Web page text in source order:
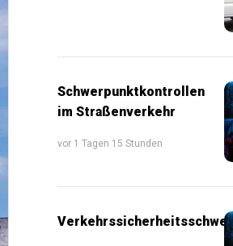
Schwerpunktkontrollen
im Straßenverkehr
vor 1 Tagen 15 Stunden